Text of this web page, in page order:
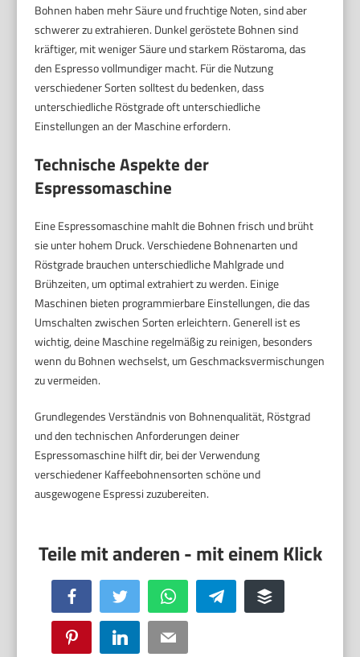
Bohnen haben mehr Säure und fruchtige Noten, sind aber
schwerer zu extrahieren. Dunkel geröstete Bohnen sind
kräftiger, mit weniger Säure und starkem Röstaroma, das
den Espresso vollmundiger macht. Für die Nutzung
verschiedener Sorten solltest du bedenken, dass
unterschiedliche Röstgrade oft unterschiedliche
Einstellungen an der Maschine erfordern.
Technische Aspekte der
Espressomaschine
Eine Espressomaschine mahlt die Bohnen frisch und brüht
sie unter hohem Druck. Verschiedene Bohnenarten und
Röstgrade brauchen unterschiedliche Mahlgrade und
Brühzeiten, um optimal extrahiert zu werden. Einige
Maschinen bieten programmierbare Einstellungen, die das
Umschalten zwischen Sorten erleichtern. Generell ist es
wichtig, deine Maschine regelmäßig zu reinigen, besonders
wenn du Bohnen wechselst, um Geschmacksvermischungen
zu vermeiden.
Grundlegendes Verständnis von Bohnenqualität, Röstgrad
und den technischen Anforderungen deiner
Espressomaschine hilft dir, bei der Verwendung
verschiedener Kaffeebohnensorten schöne und
ausgewogene Espressi zuzubereiten.
Facebook Twitter WhatsApp Telegram Buffer
Pinterest LinkedIn Email